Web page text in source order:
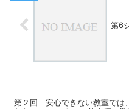
第6
第２回 安心できない教室では